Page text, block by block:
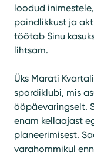
loodud
paindlikkust ja
töötab Sinu
lihtsam.
Üks Marati
spordiklubi, mis
ööpäevaringselt.
enam kellaajast
planeerimisest.
varahommikul